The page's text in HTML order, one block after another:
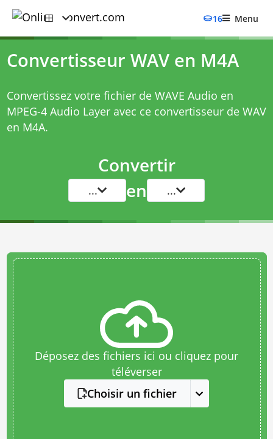
16 Menu
Convertisseur WAV en M4A
Convertissez votre fichier de WAVE Audio en
MPEG-4 Audio Layer avec ce convertisseur de WAV
en M4A.
Convertir
... en ...
Déposez des fichiers ici ou cliquez pour
téléverser
Choisir un fichier